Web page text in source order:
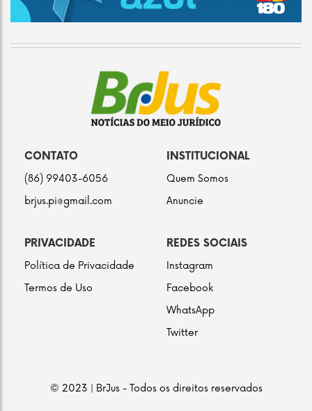
CONTATO
(86) 99403-6056
brjus.pi@gmail.com
INSTITUCIONAL
Quem Somos
Anuncie
PRIVACIDADE
Política de Privacidade
Termos de Uso
REDES SOCIAIS
Instagram
Facebook
WhatsApp
Twitter
© 2023 | BrJus - Todos os direitos reservados